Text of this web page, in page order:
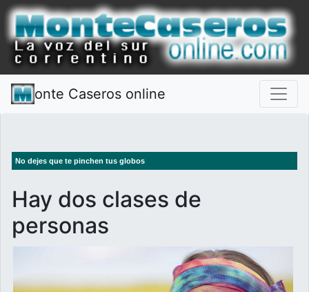
onte Caseros online
No dejes que te pinchen tus globos
Hay dos clases de
personas